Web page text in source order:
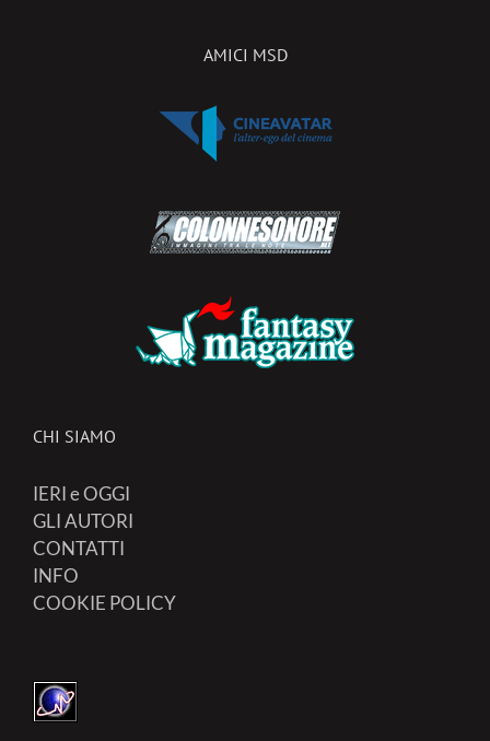
AMICI MSD
CHI SIAMO
IERI e OGGI
GLI AUTORI
CONTATTI
INFO
COOKIE POLICY